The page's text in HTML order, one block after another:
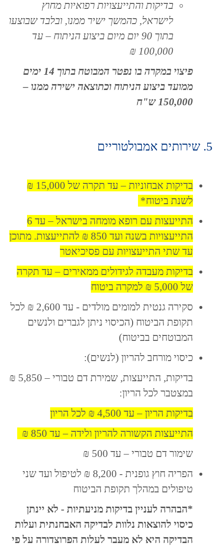
בדיקות והתייעצויות רפואיות מחוץ
לישראל, כהמשך ישיר ממנו, ובלבד שבוצעו
בתוך 90 יום מיום ביצוע הניתוח – עד
100,000 ₪
פיצוי במקרה בו נפטר המבוטח בתוך 14 ימים
ממועד ביצוע הניתוח וכתוצאה ישירה ממנו –
150,000 ש"ח
5. שירותים אמבולטוריים
בדיקות אבחוניות – עד תקרה של 15,000 ₪
לשנת ביטוח*
התייעצות עם רופא מומחה בישראל – עד 6
התייעצויות בשנה ועד 850 ₪ להתייעצות. מתוכן
עד שתי התייעצויות עם פסיכיאטר
בדיקות מעבדה לגידולים ממאירים – עד תקרה
של 5,000 ₪ למקרה ביטוח
סקירה גנטית למומים מולדים - עד 2,600 ₪ לכל
תקופת הביטוח (הכיסוי ניתן לגברים ולנשים
המבוטחים בביטוח)
כיסוי מורחב להריון (לנשים):
בדיקות, התייעצות, שמירת דם טבורי – 5,850 ₪
במצטבר לכל הריון:
בדיקות הריון – עד 4,500 ₪ לכל הריון
התייעצות הקשורה להריון ולידה – עד 850 ₪
שימור דם טבורי – עד 500 ₪
הפריה חוץ גופנית - 8,200 ₪ לטיפול ועד שני
טיפולים במהלך תקופת הביטוח
*הבהרה לעניין בדיקות מניעתיות - לא יינתן
כיסוי להוצאות נלוות לבדיקה האבחנתית ועלות
הבדיקה היא לא מעבר לעלות הפרוצדורה על פי